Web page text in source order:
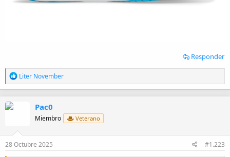
Responder
R
e
a
n
s
Litër November
Pac0
Miembro Veterano
28 Octubre 2025 #1.223